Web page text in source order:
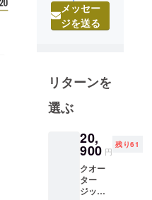
でします。
海外の選り
像制作、音
響など空間
演出によ
り、心に残
る思い出を
お届けしま
メッセー
ジを送る
リターンを
選ぶ
20,
900 円
残り61
クオー
ター
ジップ